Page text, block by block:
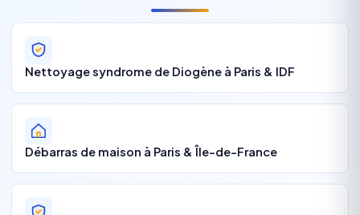
Nettoyage syndrome de Diogène à Paris & IDF
Débarras de maison à Paris & Île-de-France